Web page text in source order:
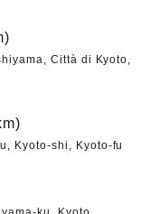
Città di Kyoto,
Kyoto-shi, Kyoto-fu